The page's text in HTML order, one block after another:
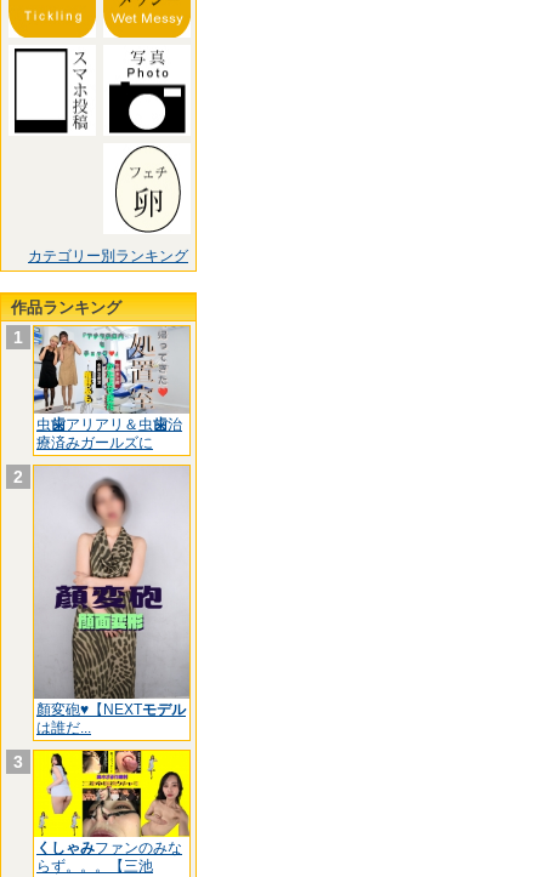
カテゴリー別ランキング
作品ランキング
1
虫歯アリアリ＆虫歯治
療済みガールズに
2
顏変砲♥【NEXTモデル
は誰だ...
3
くしゃみファンのみな
らず。。。【三池